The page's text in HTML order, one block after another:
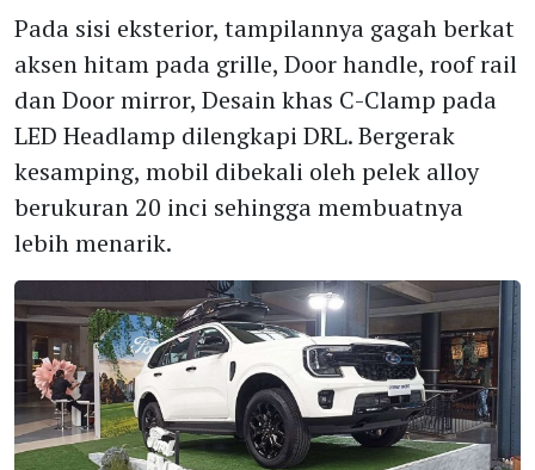
Pada sisi eksterior, tampilannya gagah berkat
aksen hitam pada grille, Door handle, roof rail
dan Door mirror, Desain khas C-Clamp pada
LED Headlamp dilengkapi DRL. Bergerak
kesamping, mobil dibekali oleh pelek alloy
berukuran 20 inci sehingga membuatnya
lebih menarik.